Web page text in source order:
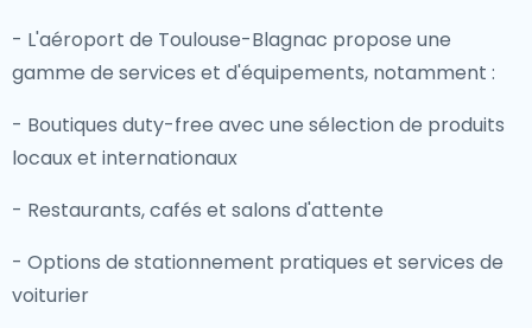
- L'aéroport de Toulouse-Blagnac propose une
gamme de services et d'équipements, notamment :
- Boutiques duty-free avec une sélection de produits
locaux et internationaux
- Restaurants, cafés et salons d'attente
- Options de stationnement pratiques et services de
voiturier